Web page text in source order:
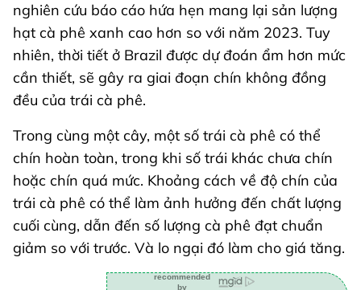
nghiên cứu báo cáo hứa hẹn mang lại sản lượng
hạt cà phê xanh cao hơn so với năm 2023. Tuy
nhiên, thời tiết ở Brazil được dự đoán ẩm hơn mức
cần thiết, sẽ gây ra giai đoạn chín không đồng
đều của trái cà phê.
Trong cùng một cây, một số trái cà phê có thể
chín hoàn toàn, trong khi số trái khác chưa chín
hoặc chín quá mức. Khoảng cách về độ chín của
trái cà phê có thể làm ảnh hưởng đến chất lượng
cuối cùng, dẫn đến số lượng cà phê đạt chuẩn
giảm so với trước. Và lo ngại đó làm cho giá tăng.